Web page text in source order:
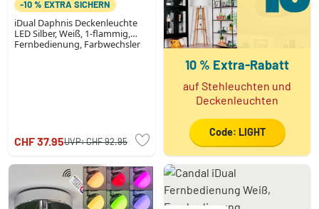
-10 % EXTRA SICHERN
iDual Daphnis Deckenleuchte
LED Silber, Weiß, 1-flammig,
Fernbedienung, Farbwechsler
CHF 37.95UVP:CHF 92.95
10 % Extra-Rabatt
auf Stehleuchten und
Deckenleuchten
Code: LIGHT